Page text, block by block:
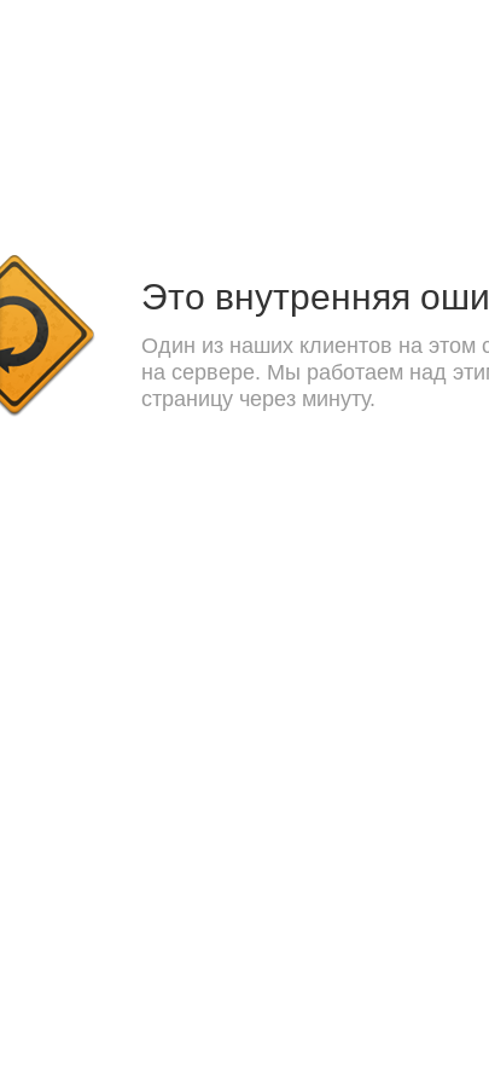
Это внутренняя
Один из наших клиентов на этом
на сервере. Мы работаем над
страницу через минуту.